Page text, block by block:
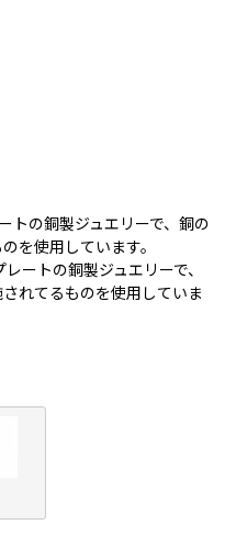
トの銅製ジュエリーで、銅の
を使用しています。
ートの銅製ジュエリーで、
れてるものを使用していま